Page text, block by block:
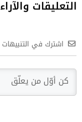
التعليقات والآراء
اشترك في التنبيهات